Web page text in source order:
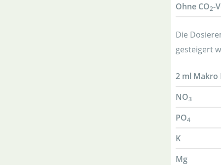
Ohne CO2-
Die
gesteigert
2 ml Makro
NO3
PO4
K
Mg